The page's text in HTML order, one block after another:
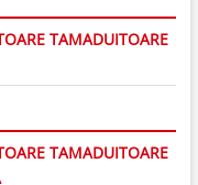
TAMADUITOARE
TAMADUITOARE